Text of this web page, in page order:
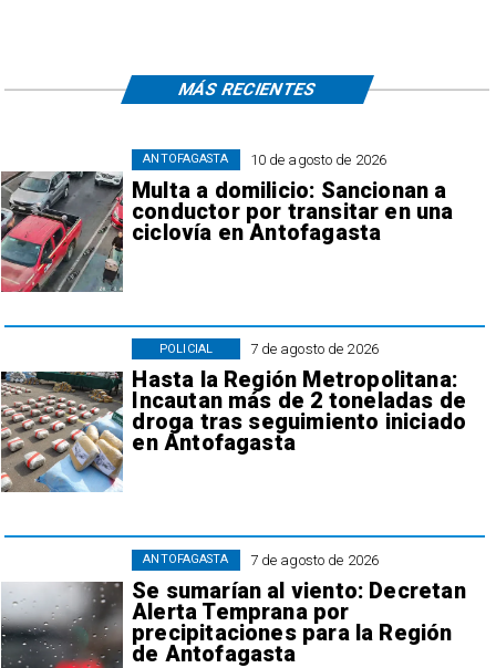
10 de agosto de 2026
Multa a domilicio: Sancionan a
conductor por transitar en una
ciclovía en Antofagasta
ANTOFAGASTA
7 de agosto de 2026
Hasta la Región Metropolitana:
Incautan más de 2 toneladas de
droga tras seguimiento iniciado
en Antofagasta
POLICIAL
7 de agosto de 2026
Se sumarían al viento: Decretan
Alerta Temprana por
precipitaciones para la Región
de Antofagasta
ANTOFAGASTA
MÁS RECIENTES